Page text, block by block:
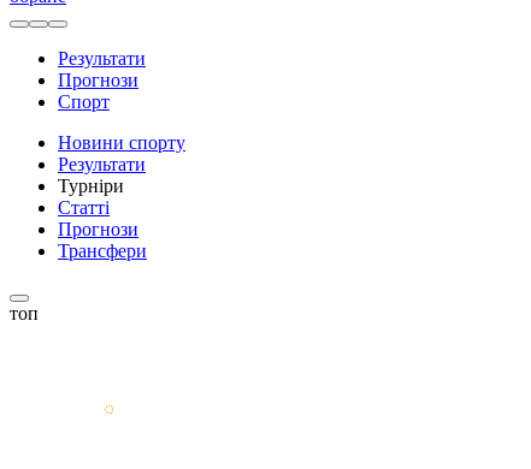
Результати
Прогнози
Спорт
Новини спорту
Результати
Турніри
Статті
Прогнози
Трансфери
топ